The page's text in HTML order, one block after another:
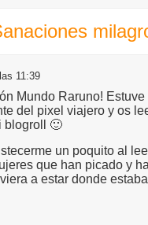
11:39
Mundo Raruno!
del pixel viajero y os
blogroll 🙂
un poquito al
que han picado y
a estar donde